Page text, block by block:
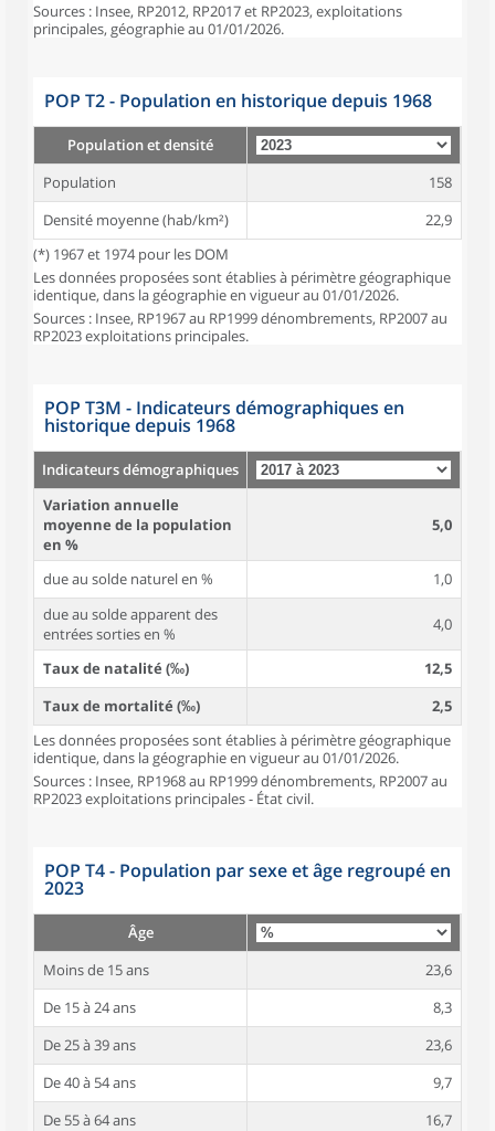
Sources : Insee, RP2012, RP2017 et RP2023, exploitations
principales, géographie au 01/01/2026.
POP T2 - Population en historique depuis 1968
Population et densité
Population
158
Densité moyenne (hab/km²)
22,9
(*) 1967 et 1974 pour les DOM
Les données proposées sont établies à périmètre géographique
identique, dans la géographie en vigueur au 01/01/2026.
Sources : Insee, RP1967 au RP1999 dénombrements, RP2007 au
RP2023 exploitations principales.
POP T3M - Indicateurs démographiques en
historique depuis 1968
Indicateurs démographiques
Variation annuelle
moyenne de la population
en %
5,0
due au solde naturel en %
1,0
due au solde apparent des
entrées sorties en %
4,0
Taux de natalité (‰)
12,5
Taux de mortalité (‰)
2,5
Les données proposées sont établies à périmètre géographique
identique, dans la géographie en vigueur au 01/01/2026.
Sources : Insee, RP1968 au RP1999 dénombrements, RP2007 au
RP2023 exploitations principales - État civil.
POP T4 - Population par sexe et âge regroupé en
2023
Âge
Moins de 15 ans
23,6
De 15 à 24 ans
8,3
De 25 à 39 ans
23,6
De 40 à 54 ans
9,7
De 55 à 64 ans
16,7